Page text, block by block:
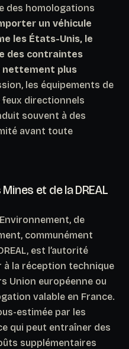
des homologations
un véhicule
les États-Unis, le
des contraintes
nettement plus
les équipements de
directionnels
souvent à des
avant toute
et de la DREAL
de
communément
est l’autorité
la réception technique
Union européenne ou
valable en France.
estimée par les
qui peut entraîner des
supplémentaires